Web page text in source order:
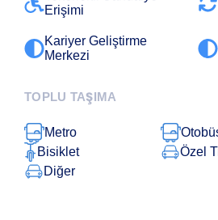
Erişimi
Kariyer Geliştirme
Merkezi
TOPLU TAŞIMA
Metro
Bisiklet
Özel
Diğer